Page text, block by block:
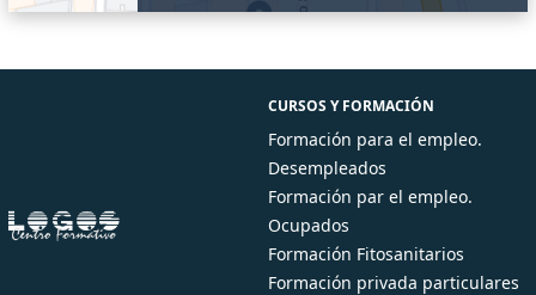
CURSOS Y FORMACIÓN
Formación para el empleo.
Desempleados
Formación par el empleo.
Ocupados
Formación Fitosanitarios
Formación privada particulares